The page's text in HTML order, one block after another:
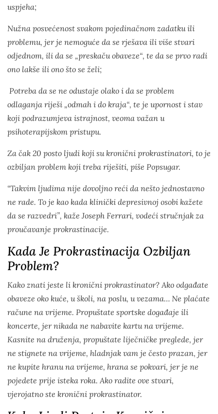
uspjeha;
Nužna posvećenost svakom pojedinačnom zadatku ili
problemu, jer je nemoguće da se rješava ili više stvari
odjednom, ili da se „preskaču obaveze“, te da se prvo radi
ono lakše ili ono što se želi;
Potreba da se ne odustaje olako i da se problem
odlaganja riješi „odmah i do kraja“, te je upornost i stav
koji podrazumjeva istrajnost, veoma važan u
psihoterapijskom pristupu.
Za čak 20 posto ljudi koji su kronični prokrastinatori, to je
ozbiljan problem koji treba riješiti, piše Popsugar.
“Takvim ljudima nije dovoljno reći da nešto jednostavno
ne rade. To je kao kada klinički depresivnoj osobi kažete
da se razvedri”, kaže Joseph Ferrari, vodeći stručnjak za
proučavanje prokrastinacije.
Kada Je Prokrastinacija Ozbiljan
Problem?
Kako znati jeste li kronični prokrastinator? Ako odgađate
obaveze oko kuće, u školi, na poslu, u vezama… Ne plaćate
račune na vrijeme. Propuštate sportske događaje ili
koncerte, jer nikada ne nabavite kartu na vrijeme.
Kasnite na druženja, propuštate liječničke preglede, jer
ne stignete na vrijeme, hladnjak vam je često prazan, jer
ne kupite hranu na vrijeme, hrana se pokvari, jer je ne
pojedete prije isteka roka. Ako radite ove stvari,
vjerojatno ste kronični prokrastinator.